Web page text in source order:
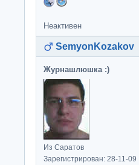
Неактивен
SemyonKozakov
Журнашлюшка :)
Из Саратов
Зарегистрирован: 28-11-09